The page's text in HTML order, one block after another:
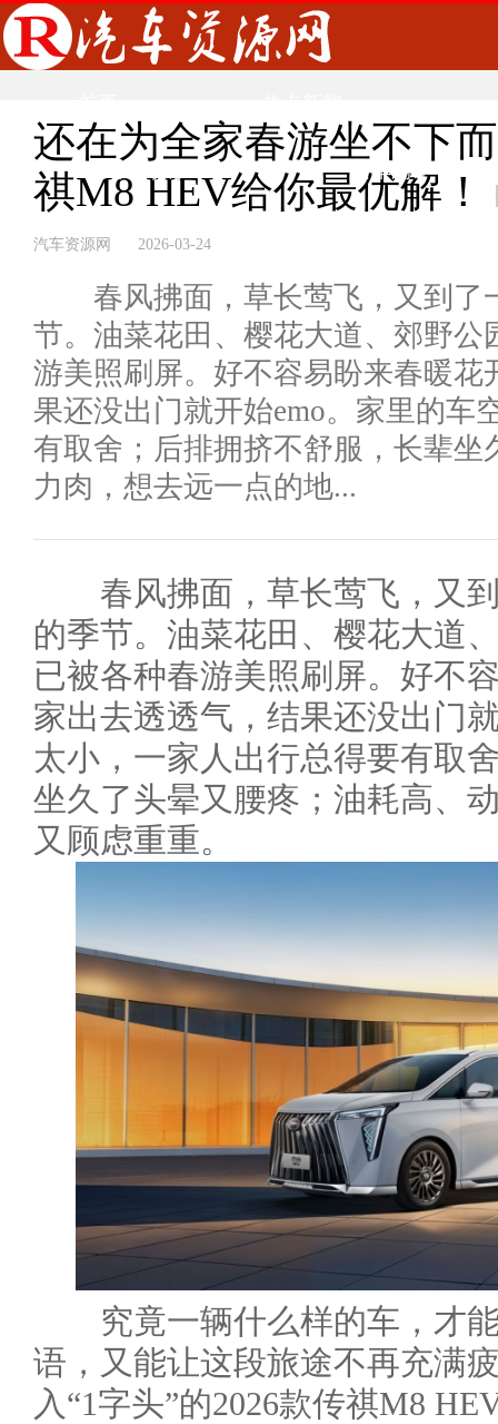
新车测评
还在为全家春游坐不下
祺M8 HEV给你最优解！
汽车资源网 2026-03-24
春风拂面，草长莺飞，又到了
节。油菜花田、樱花大道、郊野
游美照刷屏。好不容易盼来春暖
果还没出门就开始emo。家里的车
有取舍；后排拥挤不舒服，长辈
力肉，想去远一点的地...
春风拂面，草长莺飞，又到
的季节。油菜花田、樱花大
已被各种春游美照刷屏。好不
家出去透透气，结果还没出门
太小，一家人出行总得要有取
坐久了头晕又腰疼；油耗高、
又顾虑重重。
究竟一辆什么样的车，才能
语，又能让这段旅途不再充满
入“1字头”的2026款传祺M8